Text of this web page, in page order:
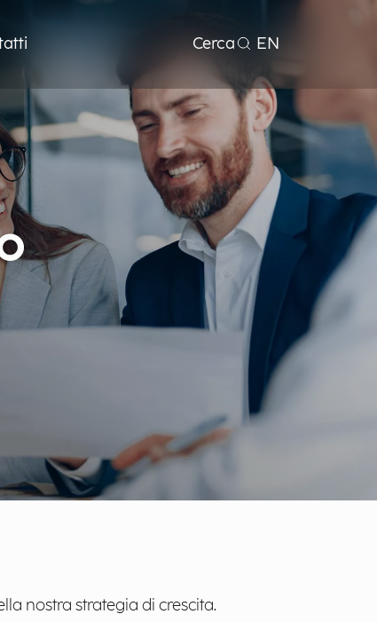
Cerca EN
nostra strategia di crescita.